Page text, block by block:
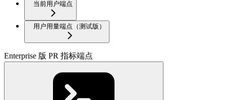
当前用户端点
用户用量端点（测试版）
Enterprise 版 PR 指标端点